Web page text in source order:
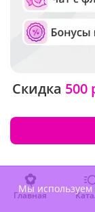
Букет
Сезонные цветы
Главная
Скидка 500
Мы используем